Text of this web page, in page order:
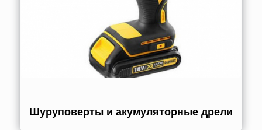
Шуруповерты и акумуляторные дрели